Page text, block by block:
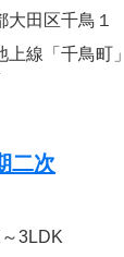
大田区千鳥１
上線「千鳥町」
二次
3LDK